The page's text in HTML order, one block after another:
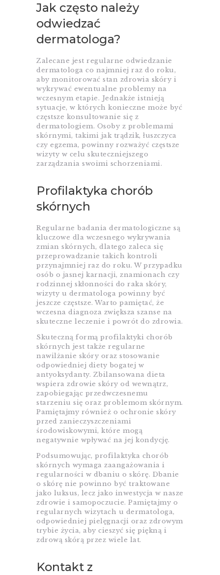
Jak często należy
odwiedzać
dermatologa?
Zalecane jest regularne odwiedzanie
dermatologa co najmniej raz do roku,
aby monitorować stan zdrowia skóry i
wykrywać ewentualne problemy na
wczesnym etapie. Jednakże istnieją
sytuacje, w których konieczne może być
częstsze konsultowanie się z
dermatologiem. Osoby z problemami
skórnymi, takimi jak trądzik, łuszczyca
czy egzema, powinny rozważyć częstsze
wizyty w celu skuteczniejszego
zarządzania swoimi schorzeniami.
Profilaktyka chorób
skórnych
Regularne badania dermatologiczne są
kluczowe dla wczesnego wykrywania
zmian skórnych, dlatego zaleca się
przeprowadzanie takich kontroli
przynajmniej raz do roku. W przypadku
osób o jasnej karnacji, znamionach czy
rodzinnej skłonności do raka skóry,
wizyty u dermatologa powinny być
jeszcze częstsze. Warto pamiętać, że
wczesna diagnoza zwiększa szanse na
skuteczne leczenie i powrót do zdrowia.
Skuteczną formą profilaktyki chorób
skórnych jest także regularne
nawilżanie skóry oraz stosowanie
odpowiedniej diety bogatej w
antyoksydanty. Zbilansowana dieta
wspiera zdrowie skóry od wewnątrz,
zapobiegając przedwczesnemu
starzeniu się oraz problemom skórnym.
Pamiętajmy również o ochronie skóry
przed zanieczyszczeniami
środowiskowymi, które mogą
negatywnie wpływać na jej kondycję.
Podsumowując, profilaktyka chorób
skórnych wymaga zaangażowania i
regularności w dbaniu o skórę. Dbanie
o skórę nie powinno być traktowane
jako luksus, lecz jako inwestycja w nasze
zdrowie i samopoczucie. Pamiętajmy o
regularnych wizytach u dermatologa,
odpowiedniej pielęgnacji oraz zdrowym
trybie życia, aby cieszyć się piękną i
zdrową skórą przez wiele lat.
Kontakt z